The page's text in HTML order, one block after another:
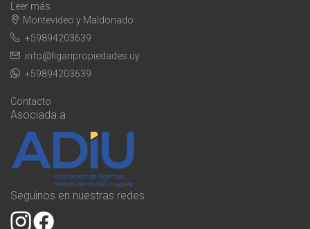
Leer más
Montevideo y Maldonado
+59894203639
info@figaripropiedades.uy
+59894203639
Contacto
Asociada a
Seguinos en nuestras redes